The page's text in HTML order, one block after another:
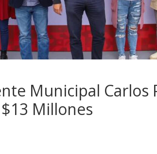
Municipal Carlos
Millones